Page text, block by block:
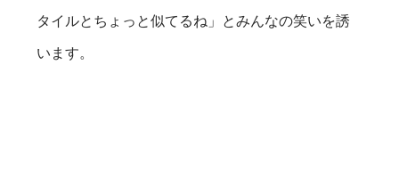
タイルとちょっと似てるね」とみんなの笑いを誘
います。